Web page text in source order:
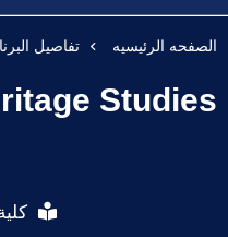
الصفحه الرئيسيه تفاصيل
Studies